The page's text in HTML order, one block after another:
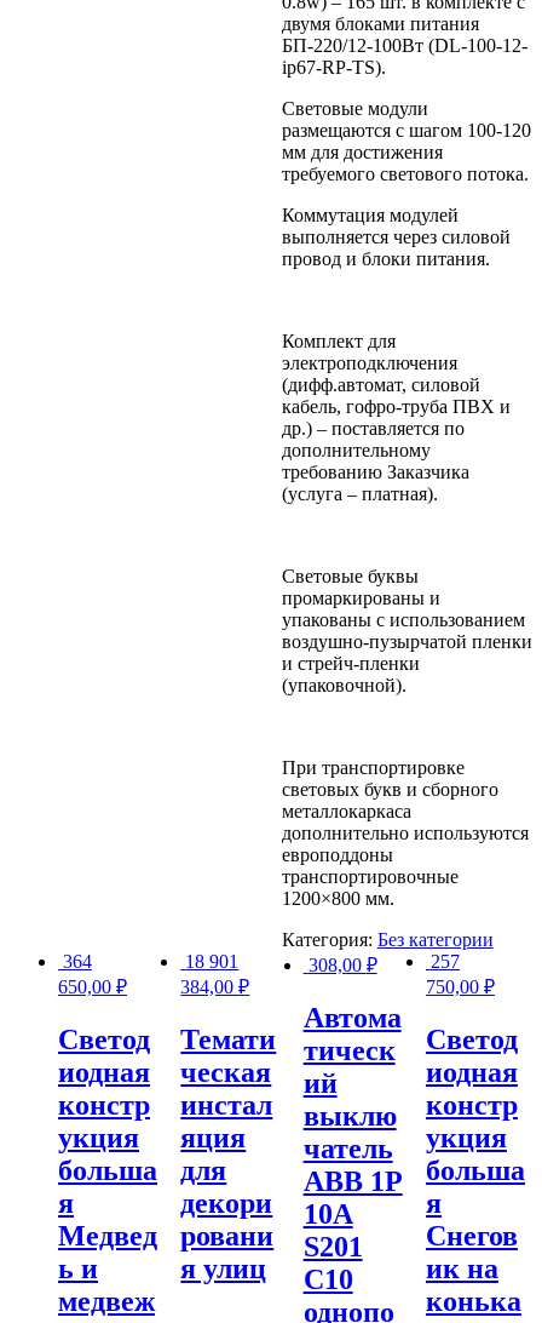
двумя блоками питания
БП-220/12-100Вт (DL-100-12-
ip67-RP-TS).
Световые модули
размещаются с шагом 100-120
мм для достижения
требуемого светового потока.
Коммутация модулей
выполняется через силовой
провод и блоки питания.
Комплект для
электроподключения
(дифф.автомат, силовой
кабель, гофро-труба ПВХ и
др.) – поставляется по
дополнительному
требованию Заказчика
(услуга – платная).
Световые буквы
промаркированы и
упакованы с использованием
воздушно-пузырчатой пленки
и стрейч-пленки
(упаковочной).
При транспортировке
световых букв и сборного
металлокаркаса
дополнительно используются
европоддоны
транспортировочные
1200×800 мм.
Категория: Без категории
364
650,00 ₽
Светод
иодная
констр
укция
больша
я
Медвед
ь и
медвеж
18 901
384,00₽
Темати
ческая
инстал
яция
для
декори
ровани
я улиц
308,00 ₽
Автома
тическ
ий
выклю
чатель
АВВ 1Р
10А
S201
C10
однопо
257
750,00 ₽
Светод
иодная
констр
укция
больша
я
Снегов
ик на
конька